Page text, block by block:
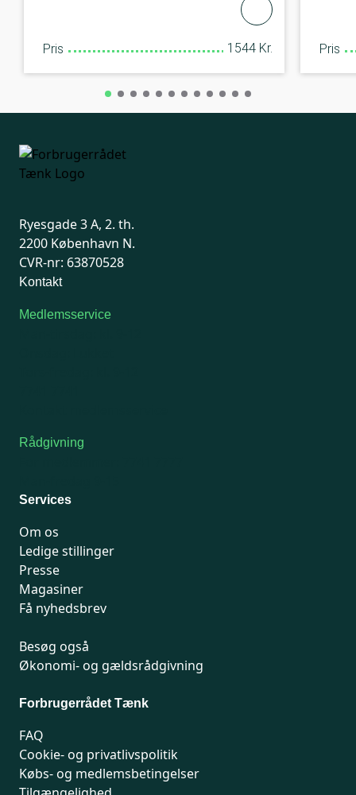
Pris 1544 Kr. Pris
Ryesgade 3 A, 2. th.
2200 København N.
CVR-nr: 63870528
Kontakt
Medlemsservice
Rådgivning
Services
Om os
Ledige stillinger
Presse
Magasiner
Få nyhedsbrev
Besøg også
Økonomi- og gældsrådgivning
Forbrugerrådet Tænk
FAQ
Cookie- og privatlivspolitik
Købs- og medlemsbetingelser